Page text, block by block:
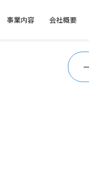
事業内容 会社概要